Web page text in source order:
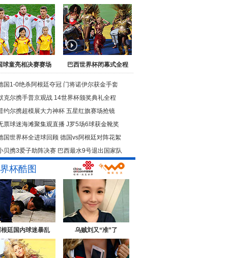
球童亮相决赛赛场 巴西世界杯闭幕式全程
国1-0绝杀阿根廷夺冠 门将诺伊尔获金手套
克尔携手普京观战 14世界杯颁奖典礼全程
约尔携超模展大力神杯 五星红旗赛场抢镜
票球迷海滩聚集观直播 J罗5场6球获金靴奖
国世界杯全进球回顾 德国vs阿根廷对阵花絮
贝携3爱子助阵决赛 巴西最水9号退出国家队
杯酷图
廷国内球迷暴乱 乌贼刘又“准”了